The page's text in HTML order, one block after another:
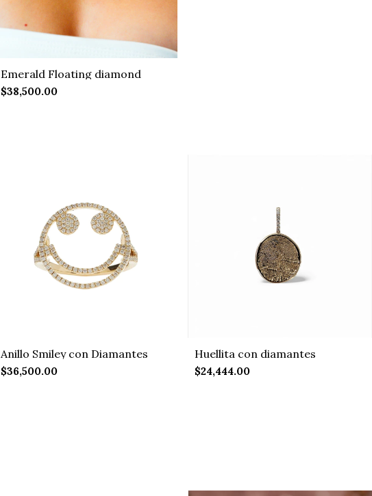
Emerald Floating diamond
$38,500.00
Anillo Smiley con Diamantes
$36,500.00
Huellita con diamantes
$24,444.00